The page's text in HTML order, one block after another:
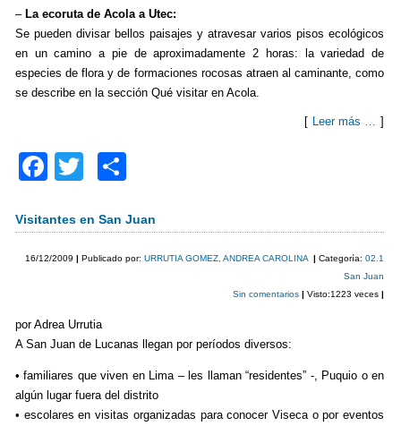
– La ecoruta de Acola a Utec:
Se pueden divisar bellos paisajes y atravesar varios pisos ecológicos
en un camino a pie de aproximadamente 2 horas: la variedad de
especies de flora y de formaciones rocosas atraen al caminante, como
se describe en la sección Qué visitar en Acola.
[ Leer más … ]
F
c
e
o
k
T
tt
er
m
p
Visitantes en San Juan
16/12/2009 | Publicado por:URRUTIA GOMEZ, ANDREA CAROLINA |Categoría:02.1
San Juan
Sin comentarios| Visto:1223 veces|
por Adrea Urrutia
A San Juan de Lucanas llegan por períodos diversos:
• familiares que viven en Lima – les llaman “residentes” -, Puquio o en
algún lugar fuera del distrito
• escolares en visitas organizadas para conocer Viseca o por eventos